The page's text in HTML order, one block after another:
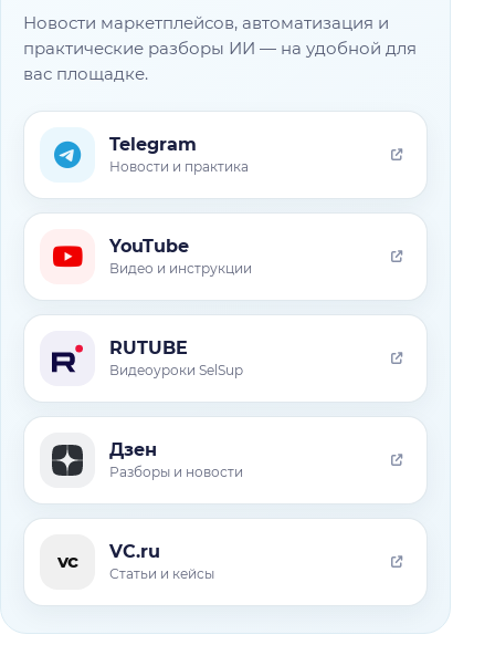
Новости маркетплейсов, автоматизация и
практические разборы ИИ — на удобной для
вас площадке.
Telegram
Новости и практика
YouTube
Видео и инструкции
RUTUBE
Видеоуроки SelSup
Дзен
Разборы и новости
vc VC.ru
Статьи и кейсы